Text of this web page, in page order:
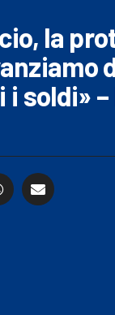
la
soldi» –